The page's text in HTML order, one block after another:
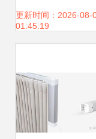
帘引领屏动变
自生产连观待
服务漫界升维
更新时间：2026-08-
01:45:19